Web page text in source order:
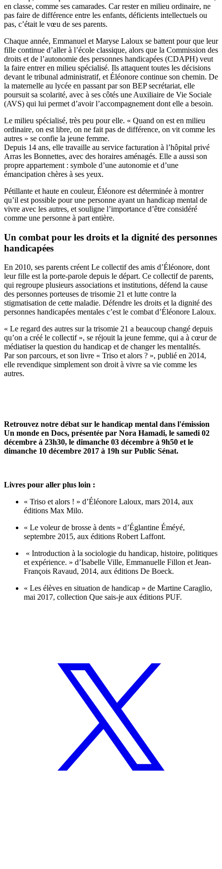
en classe, comme ses camarades. Car rester en milieu ordinaire, ne
pas faire de différence entre les enfants, déficients intellectuels ou
pas, c’était le vœu de ses parents.
Chaque année, Emmanuel et Maryse Laloux se battent pour que leur
fille continue d’aller à l’école classique, alors que la Commission des
droits et de l’autonomie des personnes handicapées (CDAPH) veut
la faire entrer en milieu spécialisé. Ils attaquent toutes les décisions
devant le tribunal administratif, et Éléonore continue son chemin. De
la maternelle au lycée en passant par son BEP secrétariat, elle
poursuit sa scolarité, avec à ses côtés une Auxiliaire de Vie Sociale
(AVS) qui lui permet d’avoir l’accompagnement dont elle a besoin.
Le milieu spécialisé, très peu pour elle. « Quand on est en milieu
ordinaire, on est libre, on ne fait pas de différence, on vit comme les
autres » se confie la jeune femme.
Depuis 14 ans, elle travaille au service facturation à l’hôpital privé
Arras les Bonnettes, avec des horaires aménagés. Elle a aussi son
propre appartement : symbole d’une autonomie et d’une
émancipation chères à ses yeux.
Pétillante et haute en couleur, Éléonore est déterminée à montrer
qu’il est possible pour une personne ayant un handicap mental de
vivre avec les autres, et souligne l’importance d’être considéré
comme une personne à part entière.
Un combat pour les droits et la dignité des personnes
handicapées
En 2010, ses parents créent Le collectif des amis d’Éléonore, dont
leur fille est la porte-parole depuis le départ. Ce collectif de parents,
qui regroupe plusieurs associations et institutions, défend la cause
des personnes porteuses de trisomie 21 et lutte contre la
stigmatisation de cette maladie. Défendre les droits et la dignité des
personnes handicapées mentales c’est le combat d’Éléonore Laloux.
« Le regard des autres sur la trisomie 21 a beaucoup changé depuis
qu’on a créé le collectif », se réjouit la jeune femme, qui a à cœur de
médiatiser la question du handicap et de changer les mentalités.
Par son parcours, et son livre « Triso et alors ? », publié en 2014,
elle revendique simplement son droit à vivre sa vie comme les
autres.
Retrouvez notre débat sur le handicap mental dans l'émission
Un monde en Docs, présentée par Nora Hamadi, le samedi 02
décembre à 23h30, le dimanche 03 décembre à 9h50 et le
dimanche 10 décembre 2017 à 19h sur Public Sénat.
Livres pour aller plus loin :
« Triso et alors ! » d’Éléonore Laloux, mars 2014, aux
éditions Max Milo.
« Le voleur de brosse à dents » d’Églantine Éméyé,
septembre 2015, aux éditions Robert Laffont.
« Introduction à la sociologie du handicap, histoire, politiques
et expérience. » d’Isabelle Ville, Emmanuelle Fillon et Jean-
François Ravaud, 2014, aux éditions De Boeck.
« Les élèves en situation de handicap » de Martine Caraglio,
mai 2017, collection Que sais-je aux éditions PUF.